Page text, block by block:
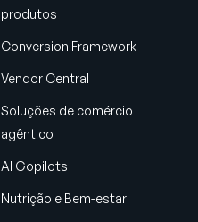
produtos
Conversion Framework
Vendor Central
Soluções de comércio
agêntico
AI Gopilots
Nutrição e Bem-estar